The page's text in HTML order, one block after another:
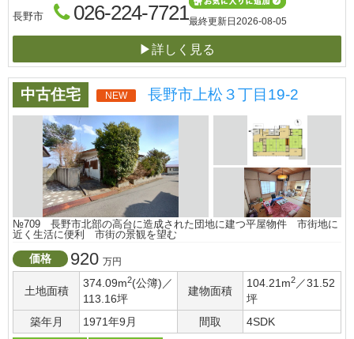
長野市 026-224-7721最終更新日 2026-08-05
▶詳しく見る
中古住宅 NEW 長野市上松３丁目19-2
№709 長野市北部の高台に造成された団地に建つ平屋物件 市街地に
近く生活に便利 市街の景観を望む
価格 920 万円
土地面積
374.09m2(公簿)／
113.16坪
建物面積
104.21m2 ／31.52
坪
築年月
1971年9月 間取 4SDK